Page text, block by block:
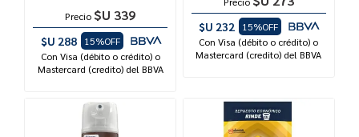
Precio $U 339
$U 288
15%OFF
Con Visa (débito o crédito) o
Mastercard (credito) del BBVA
$U 232
15%OFF
Con Visa (débito o crédito) o
Mastercard (credito) del BBVA